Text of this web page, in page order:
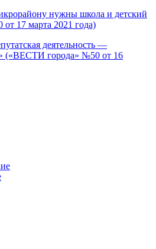
нужны школа и детский
17 марта 2021 года)
деятельность —
(«ВЕСТИ города» №50 от 16